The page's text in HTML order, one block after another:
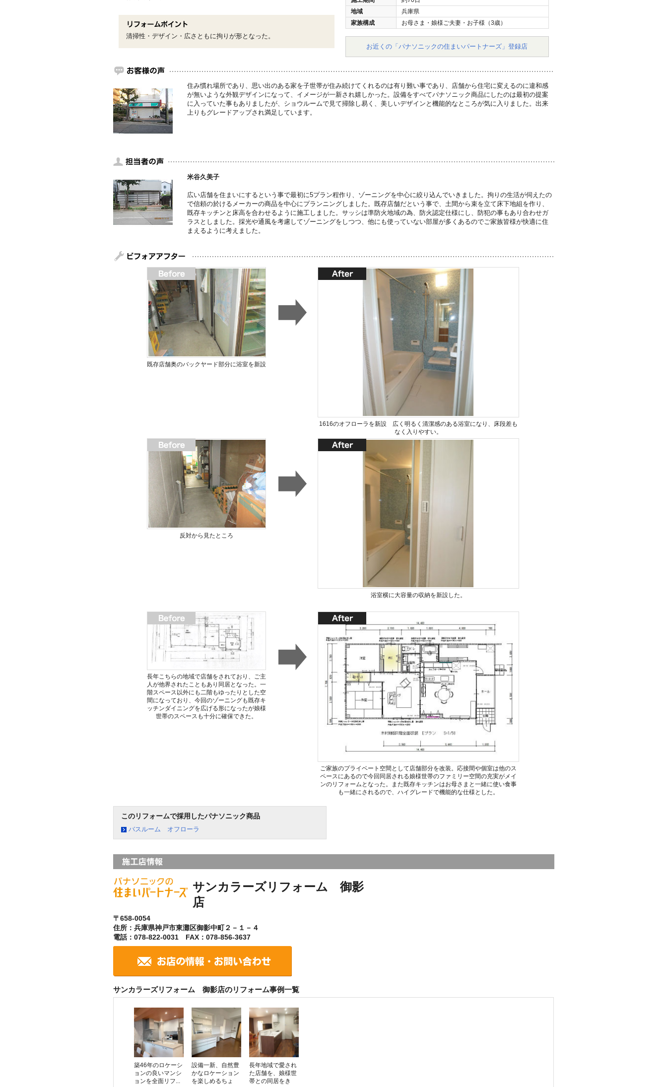
地域
兵庫県
家族構成
お母さま・娘様ご夫妻・お子様（3歳）
お近くの「パナソニックの住まいパートナーズ」登録店
清掃性・デザイン・広さともに拘りが形となった。
住み慣れ場所であり、思い出のある家を子世帯が住み続けてくれるのは有り難い事であり、店舗から住宅に変えるのに違和感
が無いような外観デザインになって、イメージが一新され嬉しかった。設備をすべてパナソニック商品にしたのは最初の提案
に入っていた事もありましたが、ショウルームで見て掃除し易く、美しいデザインと機能的なところが気に入りました。出来
上りもグレードアップされ満足しています。
米谷久美子
広い店舗を住まいにするという事で最初に5プラン程作り、ゾーニングを中心に絞り込んでいきました。拘りの生活が伺えたの
で信頼の於けるメーカーの商品を中心にプランニングしました。既存店舗だという事で、土間から束を立て床下地組を作り、
既存キッチンと床高を合わせるように施工しました。サッシは準防火地域の為、防火認定仕様にし、防犯の事もあり合わせガ
ラスとしました。採光や通風を考慮してゾーニングをしつつ、他にも使っていない部屋が多くあるのでご家族皆様が快適に住
まえるように考えました。
既存店舗奥のバックヤード部分に浴室を新設
1616のオフローラを新設 広く明るく清潔感のある浴室になり、床段差も
なく入りやすい。
反対から見たところ
浴室横に大容量の収納を新設した。
長年こちらの地域で店舗をされており、ご主
人が他界されたこともあり同居となった。一
階スペース以外にも二階もゆったりとした空
間になっており、今回のゾーニングも既存キ
ッチンダイニングを広げる形になったが娘様
世帯のスペースも十分に確保できた。
ご家族のプライベート空間として店舗部分を改装。応接間や個室は他のス
ペースにあるので今回同居される娘様世帯のファミリー空間の充実がメイ
ンのリフォームとなった。また既存キッチンはお母さまと一緒に使い食事
も一緒にされるので、ハイグレードで機能的な仕様とした。
このリフォームで採用したパナソニック商品
バスルーム オフローラ
サンカラーズリフォーム 御影
店
〒658-0054
住所：兵庫県神戸市東灘区御影中町２－１－４
電話：078-822-0031 FAX：078-856-3637
サンカラーズリフォーム 御影店のリフォーム事例一覧
築46年のロケーシ
ョンの良いマンシ
ョンを全面リフ...
設備一新、自然豊
かなロケーション
を楽しめるちょ
長年地域で愛され
た店舗を、娘様世
帯との同居をき